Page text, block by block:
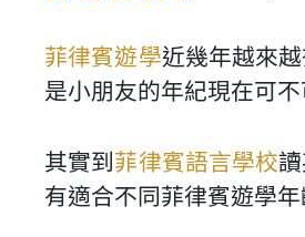
菲律賓遊學近幾年越來
是小朋友的年紀現在可
其實到 菲律賓語言學校
有適合不同菲律賓遊學年